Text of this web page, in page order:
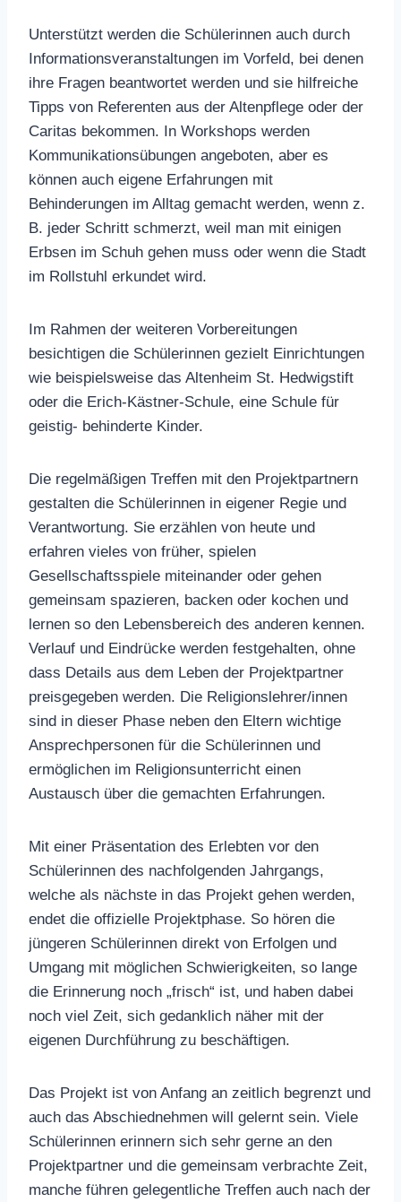
Unterstützt werden die Schülerinnen auch durch
Informationsveranstaltungen im Vorfeld, bei denen
ihre Fragen beantwortet werden und sie hilfreiche
Tipps von Referenten aus der Altenpflege oder der
Caritas bekommen. In Workshops werden
Kommunikationsübungen angeboten, aber es
können auch eigene Erfahrungen mit
Behinderungen im Alltag gemacht werden, wenn z.
B. jeder Schritt schmerzt, weil man mit einigen
Erbsen im Schuh gehen muss oder wenn die Stadt
im Rollstuhl erkundet wird.
Im Rahmen der weiteren Vorbereitungen
besichtigen die Schülerinnen gezielt Einrichtungen
wie beispielsweise das Altenheim St. Hedwigstift
oder die Erich-Kästner-Schule, eine Schule für
geistig- behinderte Kinder.
Die regelmäßigen Treffen mit den Projektpartnern
gestalten die Schülerinnen in eigener Regie und
Verantwortung. Sie erzählen von heute und
erfahren vieles von früher, spielen
Gesellschaftsspiele miteinander oder gehen
gemeinsam spazieren, backen oder kochen und
lernen so den Lebensbereich des anderen kennen.
Verlauf und Eindrücke werden festgehalten, ohne
dass Details aus dem Leben der Projektpartner
preisgegeben werden. Die Religionslehrer/innen
sind in dieser Phase neben den Eltern wichtige
Ansprechpersonen für die Schülerinnen und
ermöglichen im Religionsunterricht einen
Austausch über die gemachten Erfahrungen.
Mit einer Präsentation des Erlebten vor den
Schülerinnen des nachfolgenden Jahrgangs,
welche als nächste in das Projekt gehen werden,
endet die offizielle Projektphase. So hören die
jüngeren Schülerinnen direkt von Erfolgen und
Umgang mit möglichen Schwierigkeiten, so lange
die Erinnerung noch „frisch“ ist, und haben dabei
noch viel Zeit, sich gedanklich näher mit der
eigenen Durchführung zu beschäftigen.
Das Projekt ist von Anfang an zeitlich begrenzt und
auch das Abschiednehmen will gelernt sein. Viele
Schülerinnen erinnern sich sehr gerne an den
Projektpartner und die gemeinsam verbrachte Zeit,
manche führen gelegentliche Treffen auch nach der